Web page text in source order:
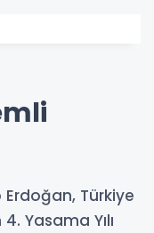
Türkiye
Yasama Yılı